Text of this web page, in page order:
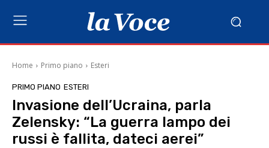
Home Primo piano Esteri
PRIMO PIANO ESTERI
Invasione dell’Ucraina, parla
Zelensky: “La guerra lampo dei
russi è fallita, dateci aerei”